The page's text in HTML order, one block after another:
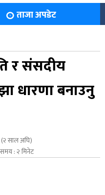
ताजा अपडेट
र संसदीय
धारणा बनाउनु
साल अघि)
: २ मिनेट